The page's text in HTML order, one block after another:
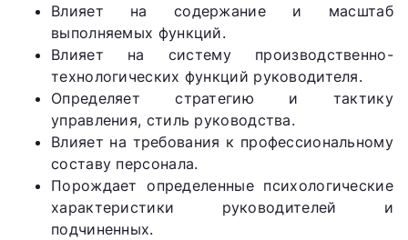
Влияет на содержание и масштаб
выполняемых функций.
Влияет на систему производственно-
технологических функций руководителя.
Определяет стратегию и тактику
управления, стиль руководства.
Влияет на требования к профессиональному
составу персонала.
Порождает определенные психологические
характеристики руководителей и
подчиненных.